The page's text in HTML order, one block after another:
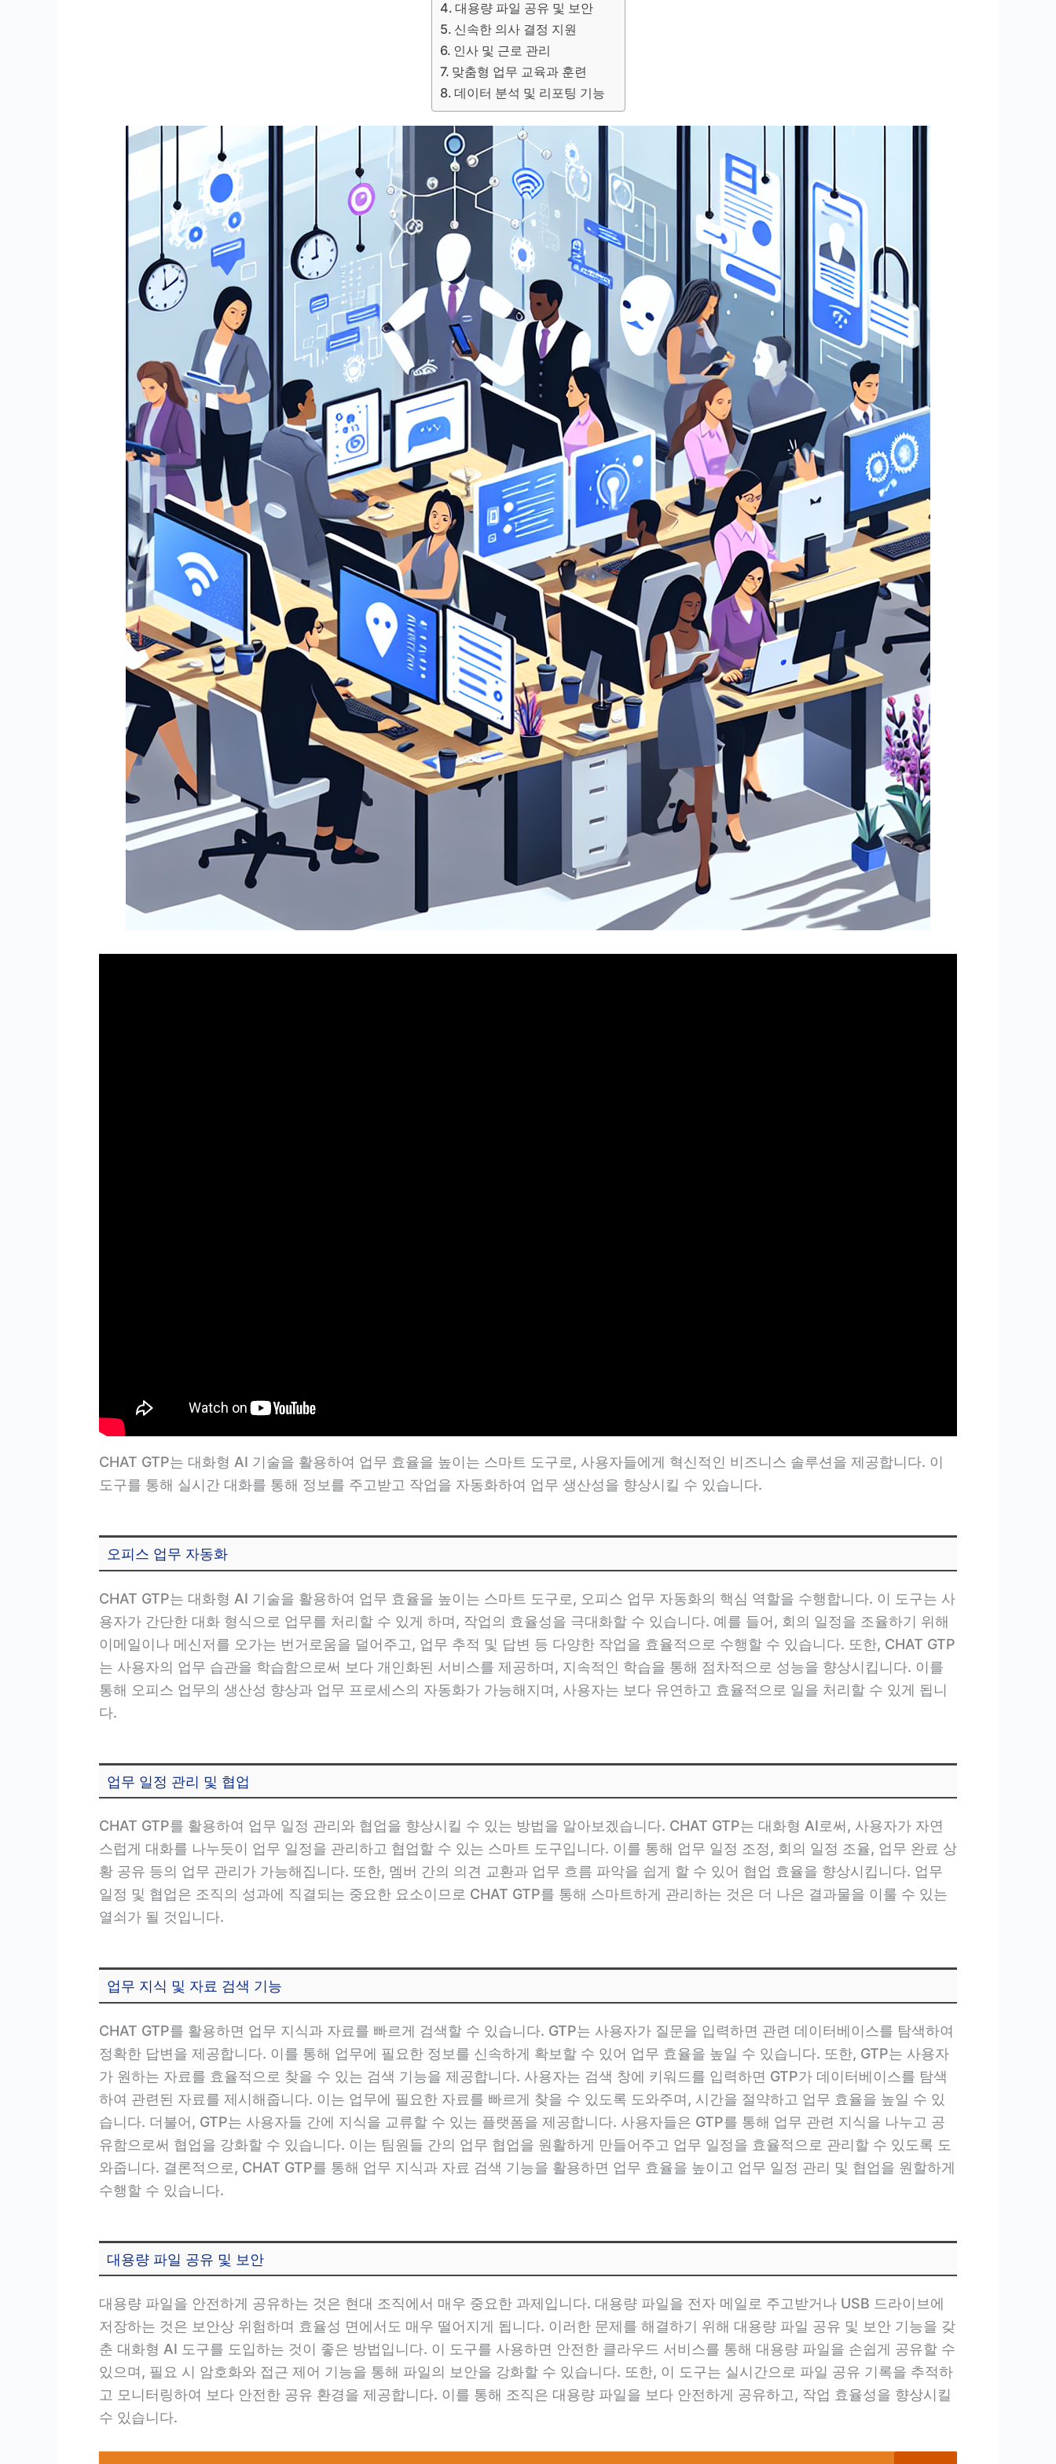
대용량 파일 공유 및 보안
신속한 의사 결정 지원
인사 및 근로 관리
맞춤형 업무 교육과 훈련
데이터 분석 및 리포팅 기능
CHAT GTP는 대화형 AI 기술을 활용하여 업무 효율을 높이는 스마트 도구로, 사용자들에게 혁신적인 비즈니스 솔루션을 제공합니다. 이
도구를 통해 실시간 대화를 통해 정보를 주고받고 작업을 자동화하여 업무 생산성을 향상시킬 수 있습니다.
오피스 업무 자동화
CHAT GTP는 대화형 AI 기술을 활용하여 업무 효율을 높이는 스마트 도구로, 오피스 업무 자동화의 핵심 역할을 수행합니다. 이 도구는 사
용자가 간단한 대화 형식으로 업무를 처리할 수 있게 하며, 작업의 효율성을 극대화할 수 있습니다. 예를 들어, 회의 일정을 조율하기 위해
이메일이나 메신저를 오가는 번거로움을 덜어주고, 업무 추적 및 답변 등 다양한 작업을 효율적으로 수행할 수 있습니다. 또한, CHAT GTP
는 사용자의 업무 습관을 학습함으로써 보다 개인화된 서비스를 제공하며, 지속적인 학습을 통해 점차적으로 성능을 향상시킵니다. 이를
통해 오피스 업무의 생산성 향상과 업무 프로세스의 자동화가 가능해지며, 사용자는 보다 유연하고 효율적으로 일을 처리할 수 있게 됩니
다.
업무 일정 관리 및 협업
CHAT GTP를 활용하여 업무 일정 관리와 협업을 향상시킬 수 있는 방법을 알아보겠습니다. CHAT GTP는 대화형 AI로써, 사용자가 자연
스럽게 대화를 나누듯이 업무 일정을 관리하고 협업할 수 있는 스마트 도구입니다. 이를 통해 업무 일정 조정, 회의 일정 조율, 업무 완료 상
황 공유 등의 업무 관리가 가능해집니다. 또한, 멤버 간의 의견 교환과 업무 흐름 파악을 쉽게 할 수 있어 협업 효율을 향상시킵니다. 업무
일정 및 협업은 조직의 성과에 직결되는 중요한 요소이므로 CHAT GTP를 통해 스마트하게 관리하는 것은 더 나은 결과물을 이룰 수 있는
열쇠가 될 것입니다.
업무 지식 및 자료 검색 기능
CHAT GTP를 활용하면 업무 지식과 자료를 빠르게 검색할 수 있습니다. GTP는 사용자가 질문을 입력하면 관련 데이터베이스를 탐색하여
정확한 답변을 제공합니다. 이를 통해 업무에 필요한 정보를 신속하게 확보할 수 있어 업무 효율을 높일 수 있습니다. 또한, GTP는 사용자
가 원하는 자료를 효율적으로 찾을 수 있는 검색 기능을 제공합니다. 사용자는 검색 창에 키워드를 입력하면 GTP가 데이터베이스를 탐색
하여 관련된 자료를 제시해줍니다. 이는 업무에 필요한 자료를 빠르게 찾을 수 있도록 도와주며, 시간을 절약하고 업무 효율을 높일 수 있
습니다. 더불어, GTP는 사용자들 간에 지식을 교류할 수 있는 플랫폼을 제공합니다. 사용자들은 GTP를 통해 업무 관련 지식을 나누고 공
유함으로써 협업을 강화할 수 있습니다. 이는 팀원들 간의 업무 협업을 원활하게 만들어주고 업무 일정을 효율적으로 관리할 수 있도록 도
와줍니다. 결론적으로, CHAT GTP를 통해 업무 지식과 자료 검색 기능을 활용하면 업무 효율을 높이고 업무 일정 관리 및 협업을 원할하게
수행할 수 있습니다.
대용량 파일 공유 및 보안
대용량 파일을 안전하게 공유하는 것은 현대 조직에서 매우 중요한 과제입니다. 대용량 파일을 전자 메일로 주고받거나 USB 드라이브에
저장하는 것은 보안상 위험하며 효율성 면에서도 매우 떨어지게 됩니다. 이러한 문제를 해결하기 위해 대용량 파일 공유 및 보안 기능을 갖
춘 대화형 AI 도구를 도입하는 것이 좋은 방법입니다. 이 도구를 사용하면 안전한 클라우드 서비스를 통해 대용량 파일을 손쉽게 공유할 수
있으며, 필요 시 암호화와 접근 제어 기능을 통해 파일의 보안을 강화할 수 있습니다. 또한, 이 도구는 실시간으로 파일 공유 기록을 추적하
고 모니터링하여 보다 안전한 공유 환경을 제공합니다. 이를 통해 조직은 대용량 파일을 보다 안전하게 공유하고, 작업 효율성을 향상시킬
수 있습니다.